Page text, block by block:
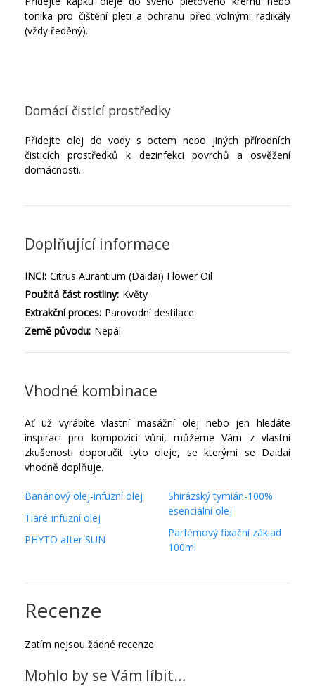
tonika pro čištění pleti a ochranu před volnými radikály
(vždy ředěný).
Domácí čisticí prostředky
Přidejte olej do vody s octem nebo jiných přírodních
čisticích prostředků k dezinfekci povrchů a osvěžení
domácnosti.
Doplňující informace
INCI: Citrus Aurantium (Daidai) Flower Oil
Použitá část rostliny: Květy
Extrakční proces: Parovodní destilace
Země původu: Nepál
Vhodné kombinace
Ať už vyrábíte vlastní masážní olej nebo jen hledáte
inspiraci pro kompozici vůní, můžeme Vám z vlastní
zkušenosti doporučit tyto oleje, se kterými se Daidai
vhodně doplňuje.
Banánový olej-infuzní olej
Tiaré-infuzní olej
PHYTO after SUN
Shirázský tymián-100%
esenciální olej
Parfémový fixační základ
100ml
Recenze
Zatím nejsou žádné recenze
Mohlo by se Vám líbit…